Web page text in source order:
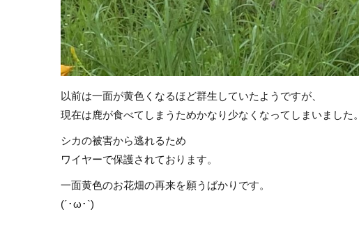
以前は一面が黄色くなるほど群生していたようですが、
現在は鹿が食べてしまうためかなり少なくなってしまいました。
シカの被害から逃れるため
ワイヤーで保護されております。
一面黄色のお花畑の再来を願うばかりです。
(´･ω･`)